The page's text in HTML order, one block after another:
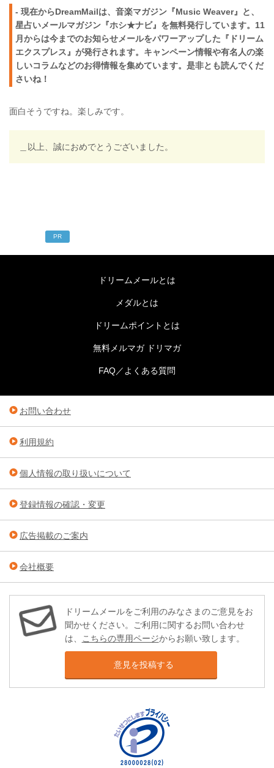
- 現在からDreamMailは、音楽マガジン『Music Weaver』と、
星占いメールマガジン『ホシ★ナビ』を無料発行しています。11
月からは今までのお知らせメールをパワーアップした『ドリーム
エクスプレス』が発行されます。キャンペーン情報や有名人の楽
しいコラムなどのお得情報を集めています。是非とも読んでくだ
さいね！
面白そうですね。楽しみです。
＿以上、誠におめでとうございました。
PR
ドリームメールとは
メダルとは
ドリームポイントとは
無料メルマガ ドリマガ
FAQ／よくある質問
お問い合わせ
利用規約
個人情報の取り扱いについて
登録情報の確認・変更
広告掲載のご案内
会社概要
ドリームメールをご利用のみなさまのご意見をお
聞かせください。ご利用に関するお問い合わせ
は、 こちらの専用ページからお願い致します。
意見を投稿する